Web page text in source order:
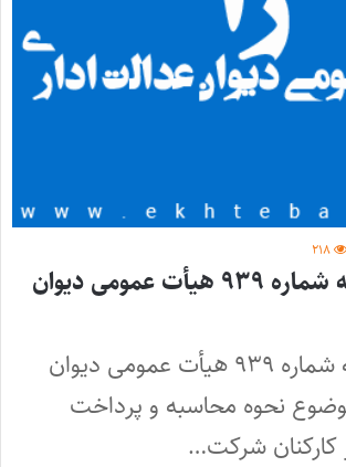
۲۱۸
رای وحدت رویه شماره ۹۳۹ هیأت عمومی دیوان
رای وحدت رویه شماره ۹۳۹ هیأت عمومی دیوان
نحوه محاسبه و پرداخت
کارکنان شرکت…